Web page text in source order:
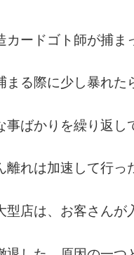
カードゴト師が捕ま
まる際に少し暴れた
ばかりを繰り返し
れは加速して行っ
型店は、お客さんが